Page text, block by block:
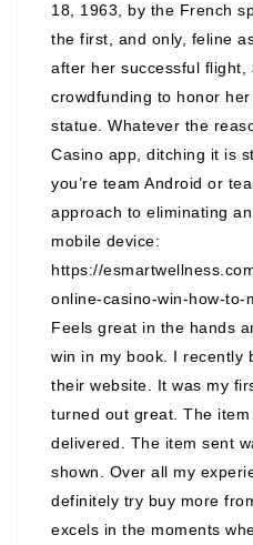
18, 1963, by the French
the first, and only, feline
after her successful flight,
crowdfunding to honor
statue. Whatever the
Casino app, ditching it is
you’re team Android or
approach to eliminating
mobile device:
https://
online-casino-win-how-to-
Feels great in the hands
win in my book. I recently
their website. It was my
turned out great. The
delivered. The item sent
shown. Over all my
definitely try buy more
excels in the moments